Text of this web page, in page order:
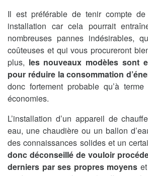
Il est préférable de tenir compte
installation car cela pourrait
nombreuses pannes indésirables,
coûteuses et qui vous procureront
plus, les nouveaux modèles sont
pour réduire la consommation
donc fortement probable qu’à
économies.
L’installation d’un appareil de
eau, une chaudière ou un ballon
des connaissances solides et un
donc déconseillé de vouloir
derniers par ses propres moyens